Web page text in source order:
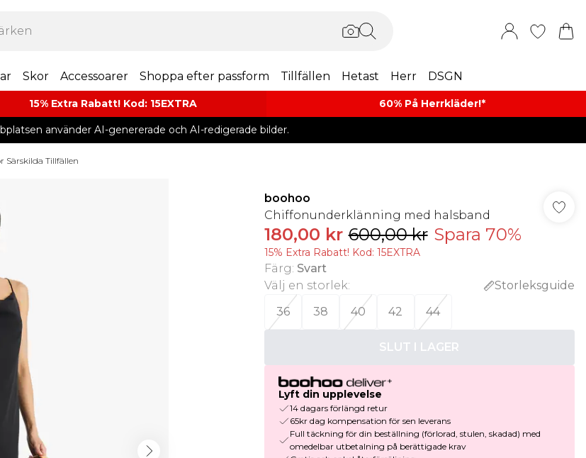
Skor Accessoarer Shoppa efter passform Tillfällen Hetast Herr DSGN
15% Extra Rabatt! Kod: 15EXTRA 60% På Herrkläder!*​
använder AI-genererade och AI-redigerade bilder.
Särskilda Tillfällen
boohoo
Chiffonunderklänning med halsband
180,00 kr 600,00 kr Spara 70%
15% Extra Rabatt! Kod: 15EXTRA
Färg: Svart
Välj en storlek:
Storleksguide
36
38 40 42 44
SLUT I LAGER
Lyft din upplevelse
14 dagars förlängd retur
65kr dag kompensation för sen leverans
Full täckning för din beställning (förlorad, stulen, skadad) med
omedelbar utbetalning på berättigade krav